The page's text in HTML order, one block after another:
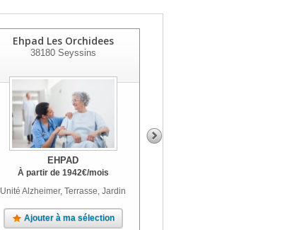
Ehpad Les Orchidees
38180Seyssins
EHPAD
À partir de 1942€/mois
Unité Alzheimer, Terrasse, Jardin
Ajouter à ma sélection